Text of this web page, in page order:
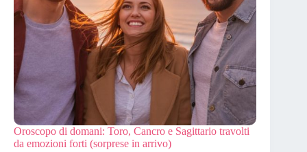
Oroscopo di domani: Toro, Cancro e Sagittario travolti
da emozioni forti (sorprese in arrivo)